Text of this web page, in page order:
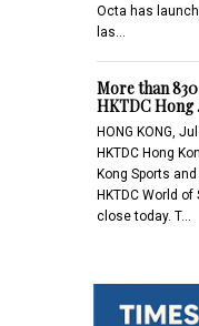
Octa has
las…
More than
HKTDC Hong
HONG KONG,
HKTDC Hong
Kong Sports
HKTDC World
close today. T…